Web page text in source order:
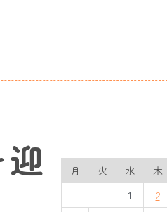
月 火 水 木
1
2